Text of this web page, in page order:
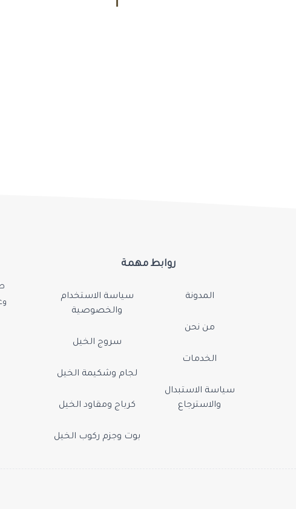
روابط مهمة
المدونة
من نحن
الخدمات
سياسة الاستبدال
والاسترجاع
سياسة الاستخدام
والخصوصية
سروج الخيل
لجام وشكيمة الخيل
كرباج ومقاود الخيل
بوت وجزم ركوب الخيل